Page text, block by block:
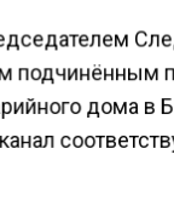
подчинённым
дома в